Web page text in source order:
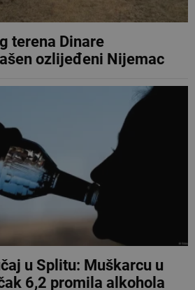
terena Dinare
ozlijeđeni Nijemac
u Splitu: Muškarcu u
6,2 promila alkohola